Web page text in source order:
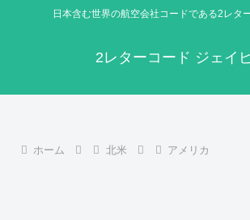
日本含む世界の航空会社コードである2レタ
2レターコード ジェイ
ホーム 北米 アメリカ